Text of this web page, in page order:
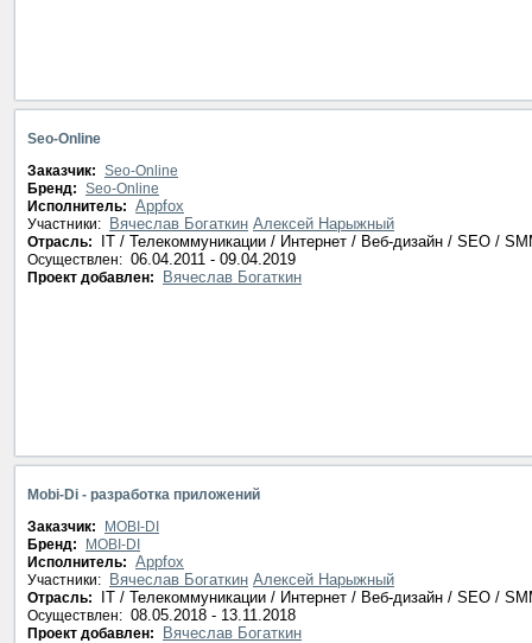
Seo-Online
Заказчик: Seo-Online
Бренд: Seo-Online
Исполнитель: Appfox
Участники: Вячеслав Богаткин Алексей Нарыжный
Отрасль: IT / Телекоммуникации / Интернет / Веб-дизайн / SEO /
Осуществлен: 06.04.2011 - 09.04.2019
Проект добавлен: Вячеслав Богаткин
Mobi-Di - разработка приложений
Заказчик:
MOBI-DI
Бренд:
MOBI-DI
Исполнитель: Appfox
Участники: Вячеслав Богаткин Алексей Нарыжный
Отрасль: IT / Телекоммуникации / Интернет / Веб-дизайн / SEO /
Осуществлен: 08.05.2018 - 13.11.2018
Проект добавлен: Вячеслав Богаткин